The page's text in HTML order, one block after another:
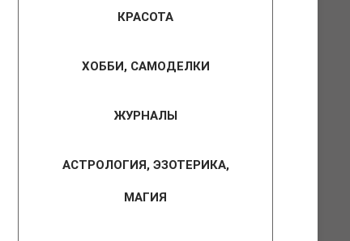
КРАСОТА
ХОББИ, САМОДЕЛКИ
ЖУРНАЛЫ
АСТРОЛОГИЯ, ЭЗОТЕРИКА,
МАГИЯ